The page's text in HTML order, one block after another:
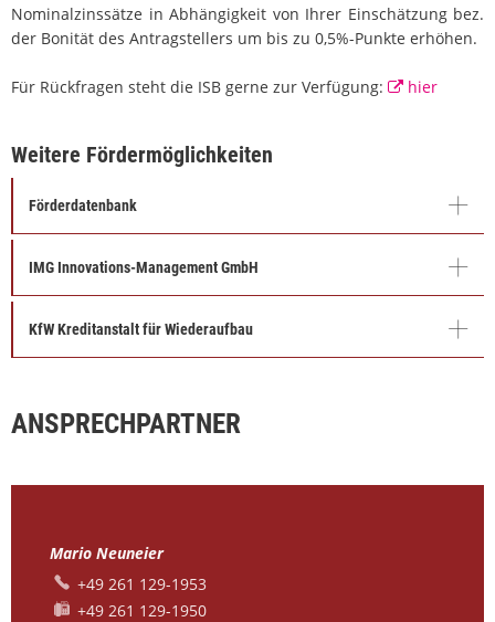
Nominalzinssätze in Abhängigkeit von Ihrer Einschätzung bez.
der Bonität des Antragstellers um bis zu 0,5%-Punkte erhöhen.
Für Rückfragen steht die ISB gerne zur Verfügung: hier
Weitere Fördermöglichkeiten
Förderdatenbank
IMG Innovations-Management GmbH
KfW Kreditanstalt für Wiederaufbau
ANSPRECHPARTNER
Mario Neuneier
+49 261 129-1953
+49 261 129-1950